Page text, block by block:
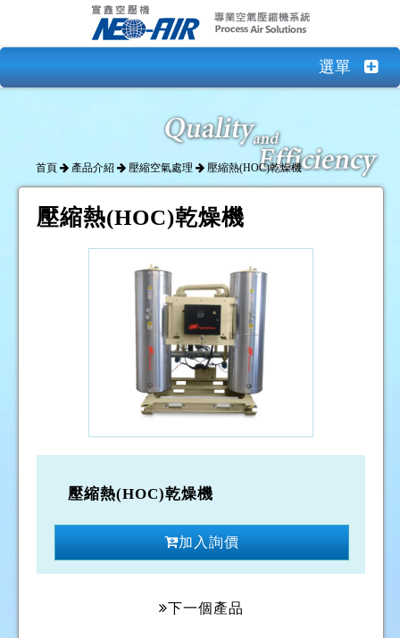
選單
首頁 產品介紹 壓縮空氣處理 壓縮熱(HOC)乾燥機
壓縮熱(HOC)乾燥機
壓縮熱(HOC)乾燥機
加入詢價
下一個產品